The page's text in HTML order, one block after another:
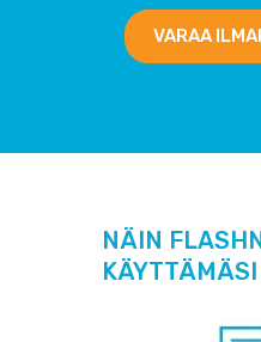
VARAA
NÄIN